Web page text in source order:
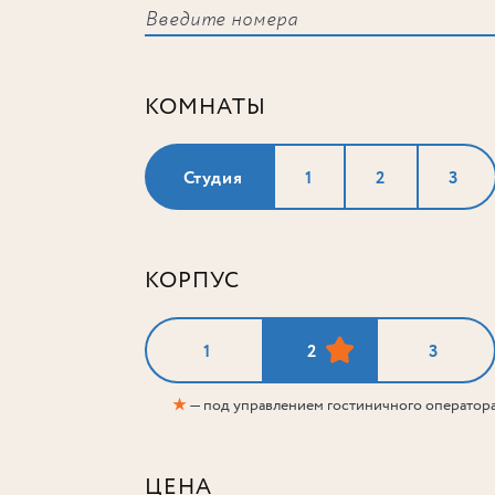
КОМНАТЫ
Студия 1 2 3
КОРПУС
1 2 3
★— под управлением гостиничного
ЦЕНА